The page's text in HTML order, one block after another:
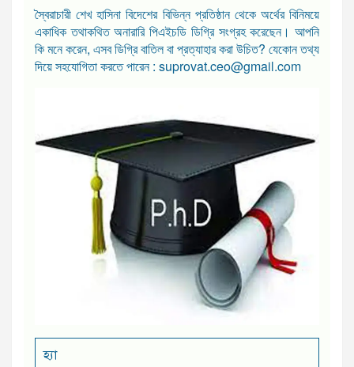
স্বৈরাচারী শেখ হাসিনা বিদেশের বিভিন্ন প্রতিষ্ঠান থেকে অর্থের বিনিময়ে
একাধিক তথাকথিত অনারারি পিএইচডি ডিগ্রি সংগ্রহ করেছেন। আপনি
কি মনে করেন, এসব ডিগ্রি বাতিল বা প্রত্যাহার করা উচিত? যেকোন তথ্য
দিয়ে সহযোগিতা করতে পারেন : suprovat.ceo@gmail.com
হ্যা